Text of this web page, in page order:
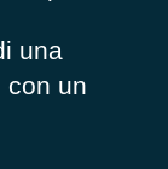
una
con un